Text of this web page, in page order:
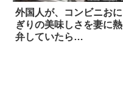
外国人が、コンビニおに
ぎりの美味しさを妻に熱
弁していたら…